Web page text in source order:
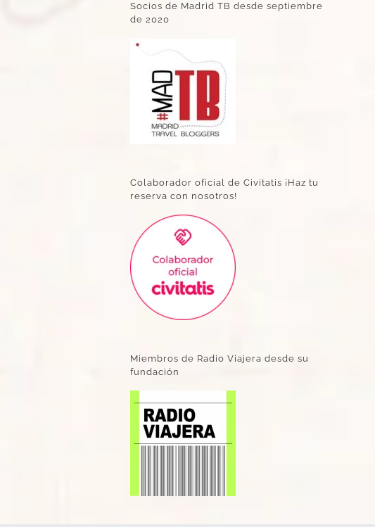
Socios de Madrid TB desde septiembre
de 2020
Colaborador oficial de Civitatis ¡Haz tu
reserva con nosotros!
Miembros de Radio Viajera desde su
fundación